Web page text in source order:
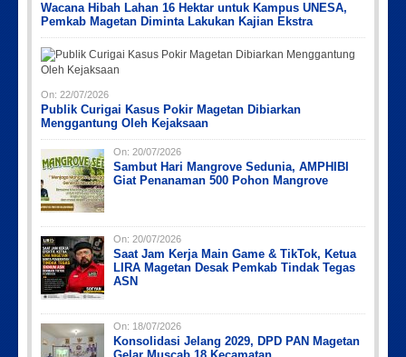
Wacana Hibah Lahan 16 Hektar untuk Kampus UNESA,
Pemkab Magetan Diminta Lakukan Kajian Ekstra
On: 22/07/2026
Publik Curigai Kasus Pokir Magetan Dibiarkan
Menggantung Oleh Kejaksaan
On: 20/07/2026
Sambut Hari Mangrove Sedunia, AMPHIBI
Giat Penanaman 500 Pohon Mangrove
On: 20/07/2026
Saat Jam Kerja Main Game & TikTok, Ketua
LIRA Magetan Desak Pemkab Tindak Tegas
ASN
On: 18/07/2026
Konsolidasi Jelang 2029, DPD PAN Magetan